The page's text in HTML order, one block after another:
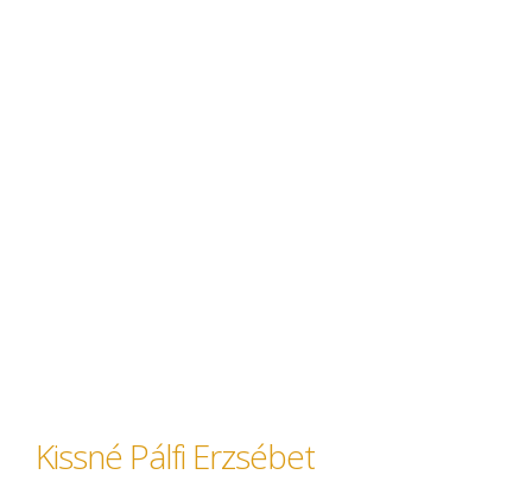
Kissné Pálfi Erzsébet